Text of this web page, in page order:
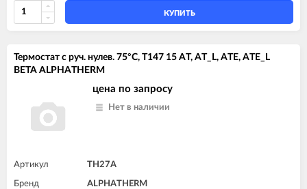
КУПИТЬ
Термостат с руч. нулев. 75°C, T147 15 AT, AT_L, ATE, ATE_L
BETA ALPHATHERM
цена по запросу
Нет в наличии
Артикул TH27A
Бренд ALPHATHERM